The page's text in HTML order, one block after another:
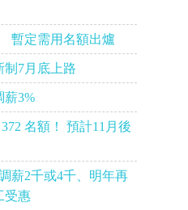
暫定需用名額出爐
制7月底上路
薪3%
名額！ 預計11月後
薪2千或4千、明年再
受惠